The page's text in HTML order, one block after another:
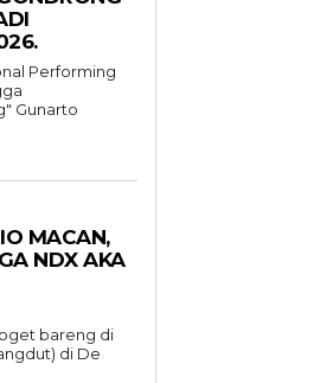
Performing
Gunarto
MACAN,
NDX AKA
bareng di
di De